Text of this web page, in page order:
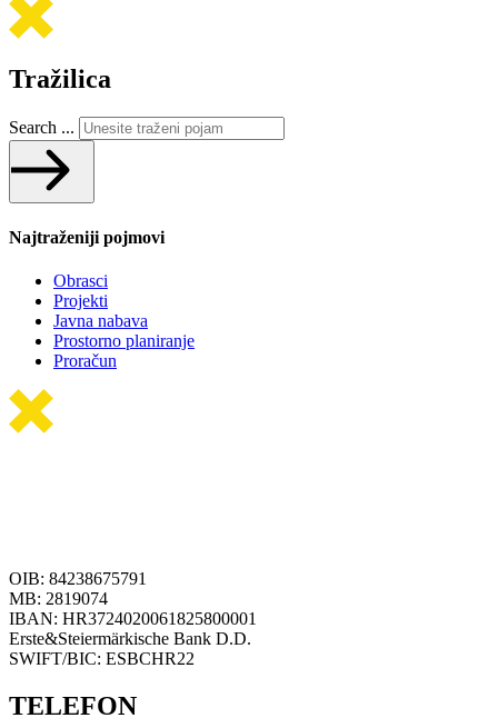
Tražilica
Search ...
Najtraženiji pojmovi
Obrasci
Projekti
Javna nabava
Prostorno planiranje
Proračun
OIB: 84238675791
MB: 2819074
IBAN: HR3724020061825800001
Erste&Steiermärkische Bank D.D.
SWIFT/BIC: ESBCHR22
TELEFON